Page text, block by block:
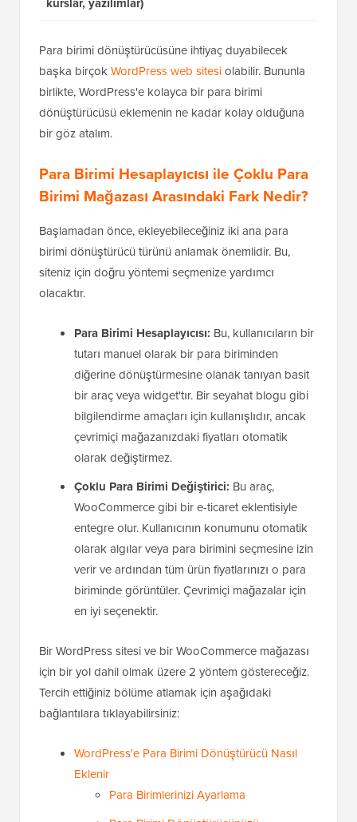
Para birimi dönüştürücüsüne ihtiyaç duyabilecek
başka birçokWordPress web sitesiolabilir. Bununla
birlikte, WordPress'e kolayca bir para birimi
dönüştürücüsü eklemenin ne kadar kolay olduğuna
bir göz atalım.
Para Birimi Hesaplayıcısı ile Çoklu Para
Birimi Mağazası Arasındaki Fark Nedir?
Başlamadan önce, ekleyebileceğiniz iki ana para
birimi dönüştürücü türünü anlamak önemlidir. Bu,
siteniz için doğru yöntemi seçmenize yardımcı
olacaktır.
Para Birimi Hesaplayıcısı: Bu, kullanıcıların bir
tutarı manuel olarak bir para biriminden
diğerine dönüştürmesine olanak tanıyan basit
bir araç veya widget'tır. Bir seyahat blogu gibi
bilgilendirme amaçları için kullanışlıdır, ancak
çevrimiçi mağazanızdaki fiyatları otomatik
olarak değiştirmez.
Çoklu Para Birimi Değiştirici: Bu araç,
WooCommerce gibi bir e-ticaret eklentisiyle
entegre olur. Kullanıcının konumunu otomatik
olarak algılar veya para birimini seçmesine izin
verir ve ardından tüm ürün fiyatlarınızı o para
biriminde görüntüler. Çevrimiçi mağazalar için
en iyi seçenektir.
Bir WordPress sitesi ve bir WooCommerce mağazası
için bir yol dahil olmak üzere 2 yöntem göstereceğiz.
Tercih ettiğiniz bölüme atlamak için aşağıdaki
bağlantılara tıklayabilirsiniz:
WordPress'e Para Birimi Dönüştürücü Nasıl
Eklenir
Para Birimlerinizi Ayarlama